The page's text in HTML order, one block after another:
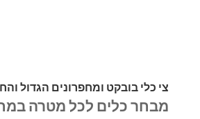
צי כלי בובקט ומחפרונים הגדול
מבחר כלים לכל מטרה